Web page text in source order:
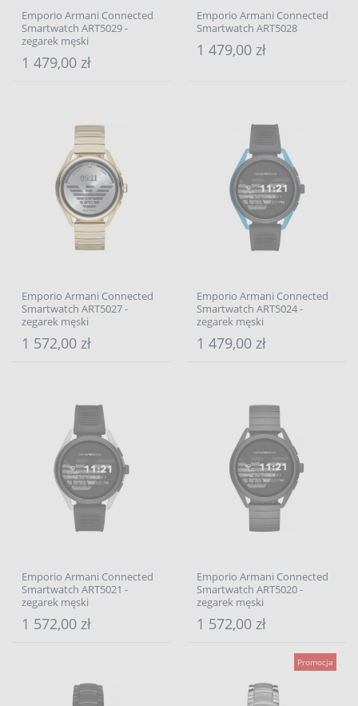
Emporio Armani Connected
Smartwatch ART5029 -
zegarek męski
1 479,00 zł
Emporio Armani Connected
Smartwatch ART5028
1 479,00 zł
Emporio Armani Connected
Smartwatch ART5027 -
zegarek męski
1 572,00 zł
Emporio Armani Connected
Smartwatch ART5024 -
zegarek męski
1 479,00 zł
Emporio Armani Connected
Smartwatch ART5021 -
zegarek męski
1 572,00 zł
Emporio Armani Connected
Smartwatch ART5020 -
zegarek męski
1 572,00 zł
Promocja